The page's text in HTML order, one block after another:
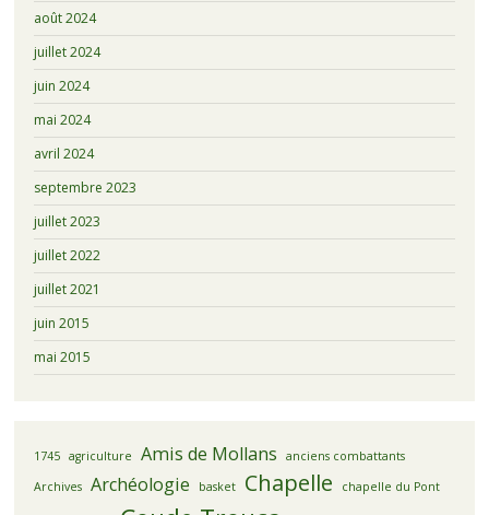
août 2024
juillet 2024
juin 2024
mai 2024
avril 2024
septembre 2023
juillet 2023
juillet 2022
juillet 2021
juin 2015
mai 2015
1745 agriculture Amis de Mollans
anciens combattants
Archives Archéologie basket Chapelle chapelle du Pont